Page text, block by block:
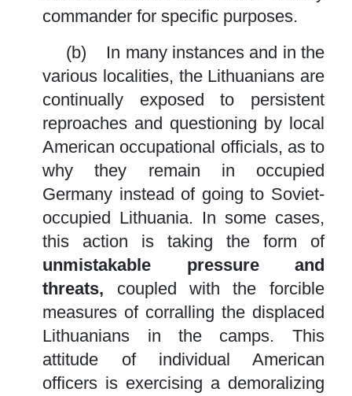
commander for specific purposes.
(b) In many instances and in the
various localities, the Lithuanians are
continually exposed to persistent
reproaches and questioning by local
American occupational officials, as to
why they remain in occupied
Germany instead of going to Soviet-
occupied Lithuania. In some cases,
this action is taking the form of
unmistakable pressure and
threats, coupled with the forcible
measures of corralling the displaced
Lithuanians in the camps. This
attitude of individual American
officers is exercising a demoralizing